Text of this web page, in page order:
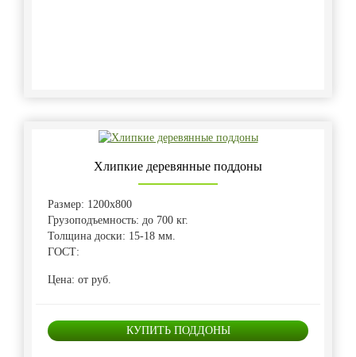
Хлипкие деревянные поддоны
Размер: 1200х800
Грузоподъемность: до 700 кг.
Толщина доски: 15-18 мм.
ГОСТ:
Цена: от руб.
КУПИТЬ ПОДДОНЫ